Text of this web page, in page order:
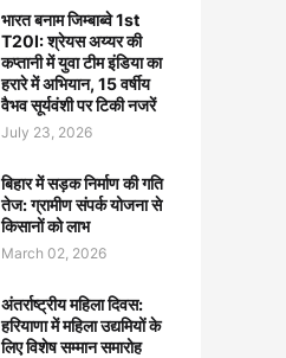
भारत बनाम जिम्बाब्वे 1st
T20I: श्रेयस अय्यर की
कप्तानी में युवा टीम इंडिया का
हरारे में अभियान, 15 वर्षीय
वैभव सूर्यवंशी पर टिकी नजरें
July 23, 2026
बिहार में सड़क निर्माण की गति
तेज: ग्रामीण संपर्क योजना से
किसानों को लाभ
March 02, 2026
अंतर्राष्ट्रीय महिला दिवस:
हरियाणा में महिला उद्यमियों के
लिए विशेष सम्मान समारोह